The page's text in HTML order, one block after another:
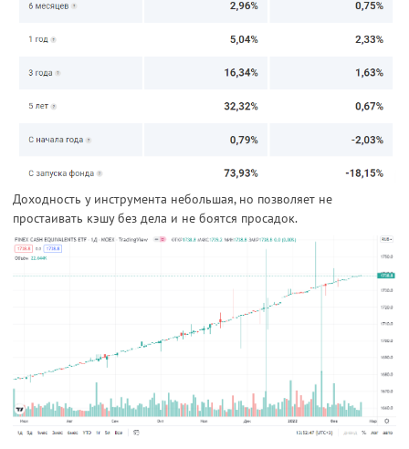
Доходность у инструмента небольшая, но позволяет не
простаивать кэшу без дела и не боятся просадок.